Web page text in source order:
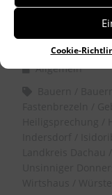
Cookie-
Dr.
Allgemein